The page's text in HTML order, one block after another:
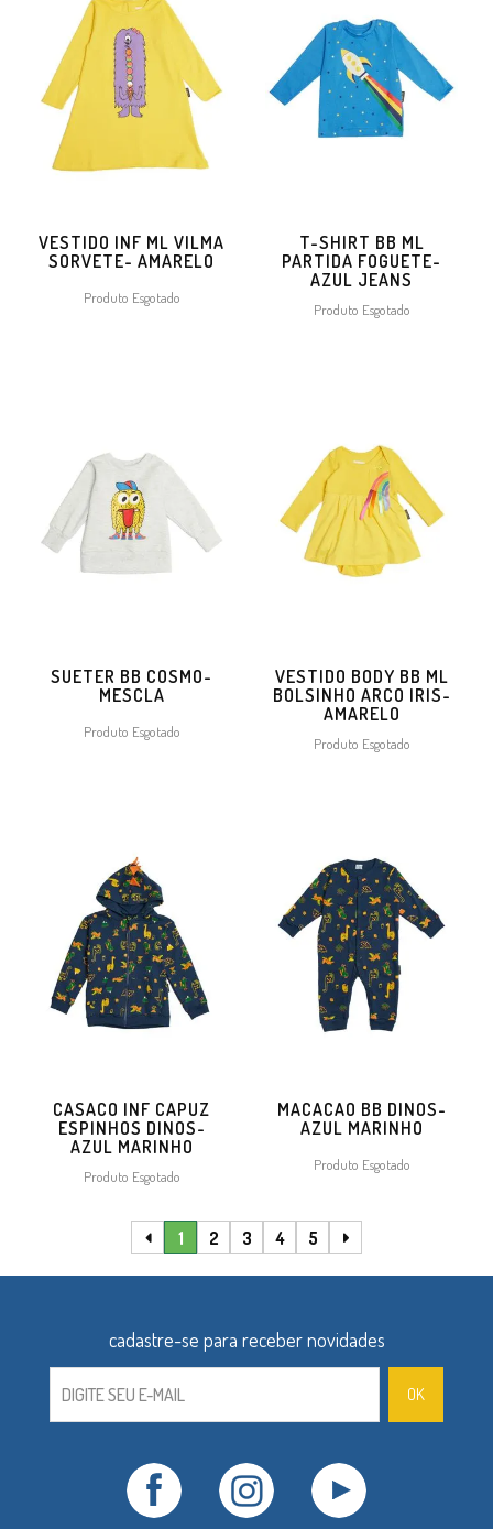
VESTIDO INF ML VILMA
SORVETE- AMARELO
Produto Esgotado
T-SHIRT BB ML
PARTIDA FOGUETE-
AZUL JEANS
Produto Esgotado
SUETER BB COSMO-
MESCLA
Produto Esgotado
VESTIDO BODY BB ML
BOLSINHO ARCO IRIS-
AMARELO
Produto Esgotado
CASACO INF CAPUZ
ESPINHOS DINOS-
AZUL MARINHO
Produto Esgotado
MACACAO BB DINOS-
AZUL MARINHO
Produto Esgotado
1 2 3 4 5